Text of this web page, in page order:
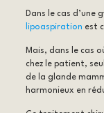
Dans le cas d’une
lipoaspiration est
Mais, dans le cas
chez le patient,
de la glande
harmonieux en